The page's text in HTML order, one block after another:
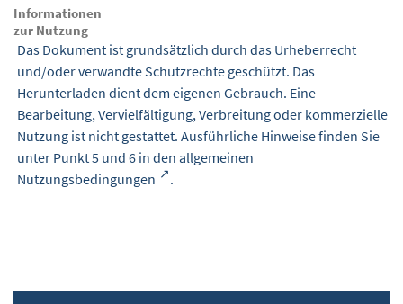
Informationen
zur Nutzung
Das Dokument ist grundsätzlich durch das Urheberrecht
und/oder verwandte Schutzrechte geschützt. Das
Herunterladen dient dem eigenen Gebrauch. Eine
Bearbeitung, Vervielfältigung, Verbreitung oder kommerzielle
Nutzung ist nicht gestattet. Ausführliche Hinweise finden Sie
unter Punkt 5 und 6 in den allgemeinen
Nutzungsbedingungen
.